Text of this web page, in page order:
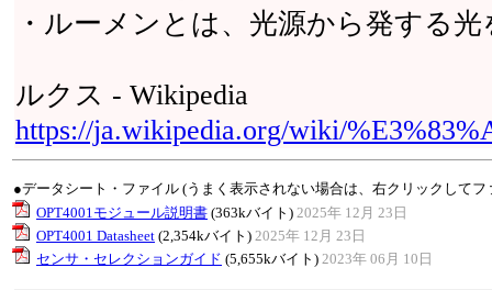
・ルーメンとは、光源から発する
ルクス - Wikipedia
https://ja.wikipedia.org/wiki/
●データシート・ファイル (うまく表示されない場合は、右クリックして
OPT4001モジュール説明書 (363kバイト) 2025年 12月 23日
OPT4001 Datasheet (2,354kバイト) 2025年 12月 23日
センサ・セレクションガイド (5,655kバイト) 2023年 06月 10日